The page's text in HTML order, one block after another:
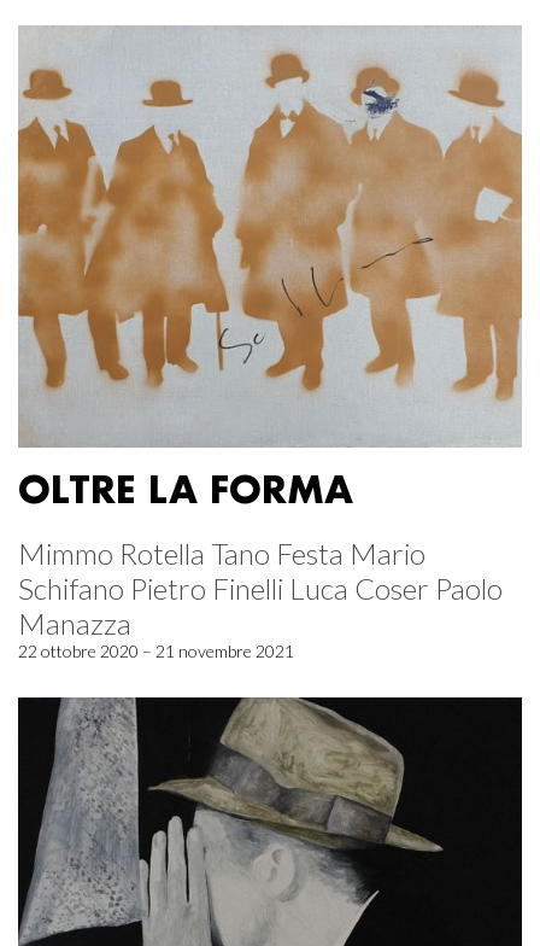
OLTRE LA FORMA
Mimmo Rotella Tano Festa Mario
Schifano Pietro Finelli Luca Coser Paolo
Manazza
22 ottobre 2020 – 21 novembre 2021